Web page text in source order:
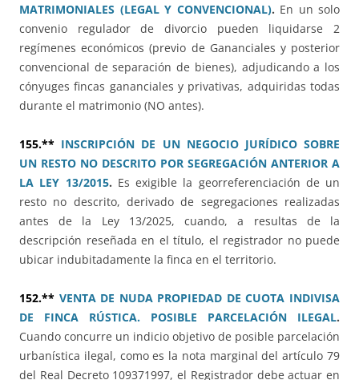
MATRIMONIALES (LEGAL Y CONVENCIONAL). En un solo
convenio regulador de divorcio pueden liquidarse 2
regímenes económicos (previo de Gananciales y posterior
convencional de separación de bienes), adjudicando a los
cónyuges fincas gananciales y privativas, adquiridas todas
durante el matrimonio (NO antes).
155.** INSCRIPCIÓN DE UN NEGOCIO JURÍDICO SOBRE
UN RESTO NO DESCRITO POR SEGREGACIÓN ANTERIOR A
LA LEY 13/2015. Es exigible la georreferenciación de un
resto no descrito, derivado de segregaciones realizadas
antes de la Ley 13/2025, cuando, a resultas de la
descripción reseñada en el título, el registrador no puede
ubicar indubitadamente la finca en el territorio.
152.** VENTA DE NUDA PROPIEDAD DE CUOTA INDIVISA
DE FINCA RÚSTICA. POSIBLE PARCELACIÓN ILEGAL.
Cuando concurre un indicio objetivo de posible parcelación
urbanística ilegal, como es la nota marginal del artículo 79
del Real Decreto 109371997, el Registrador debe actuar en